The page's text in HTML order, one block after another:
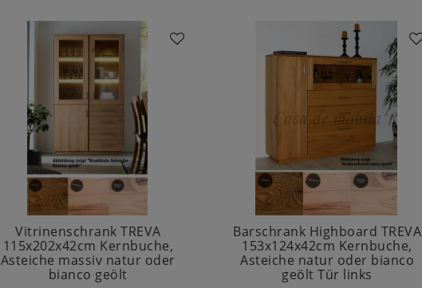
Vitrinenschrank TREVA
115x202x42cm Kernbuche,
Asteiche massiv natur oder
bianco geölt
Barschrank Highboard TREVA
153x124x42cm Kernbuche,
Asteiche natur oder bianco
geölt Tür links